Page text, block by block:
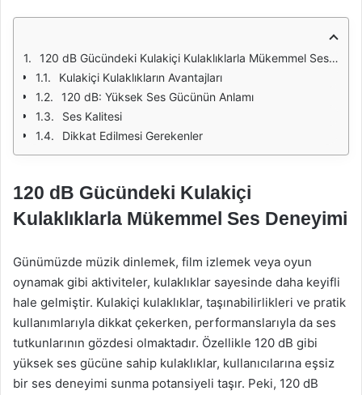
120 dB Gücündeki Kulakiçi Kulaklıklarla Mükemmel Ses Deneyimi
Kulakiçi Kulaklıkların Avantajları
120 dB: Yüksek Ses Gücünün Anlamı
Ses Kalitesi
Dikkat Edilmesi Gerekenler
120 dB Gücündeki Kulakiçi
Kulaklıklarla Mükemmel Ses Deneyimi
Günümüzde müzik dinlemek, film izlemek veya oyun
oynamak gibi aktiviteler, kulaklıklar sayesinde daha keyifli
hale gelmiştir. Kulakiçi kulaklıklar, taşınabilirlikleri ve pratik
kullanımlarıyla dikkat çekerken, performanslarıyla da ses
tutkunlarının gözdesi olmaktadır. Özellikle 120 dB gibi
yüksek ses gücüne sahip kulaklıklar, kullanıcılarına eşsiz
bir ses deneyimi sunma potansiyeli taşır. Peki, 120 dB